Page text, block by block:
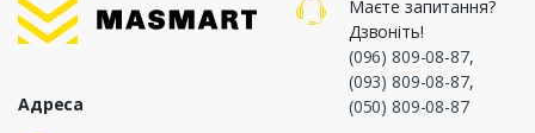
Адреса
Маєте запитання?
Дзвоніть!
(096) 809-08-87,
(093) 809-08-87,
(050) 809-08-87